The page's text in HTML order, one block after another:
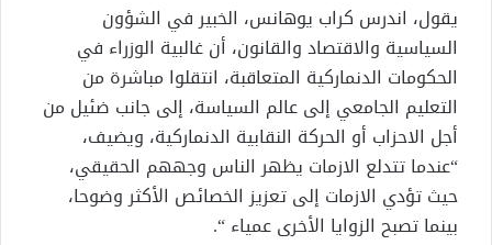
يقول، اندرس كراب يوهانس، الخبير في الشؤون
السياسية والاقتصاد والقانون، أن غالبية الوزراء في
الحكومات الدنماركية المتعاقبة، انتقلوا مباشرة من
التعليم الجامعي إلى عالم السياسة، إلى جانب ضئيل من
أجل الاحزاب أو الحركة النقابية الدنماركية، ويضيف،
“عندما تتدلع الازمات يظهر الناس وجههم الحقيقي،
حيث تؤدي الازمات إلى تعزيز الخصائص الأكثر وضوحا،
بينما تصبح الزوايا الأخرى عمياء “.